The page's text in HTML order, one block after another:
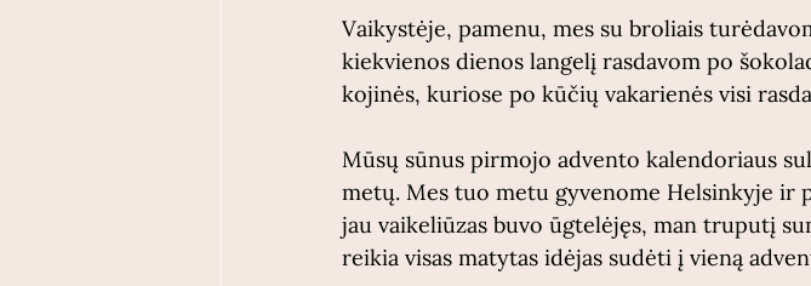
Vaikystėje, pamenu, mes su broliais
kiekvienos dienos langelį rasdavom po
kojinės, kuriose po kūčių vakarienės visi
Mūsų sūnus pirmojo advento kalendoriaus
metų. Mes tuo metu gyvenome Helsinkyje ir
jau vaikeliūzas buvo ūgtelėjęs, man truputį
reikia visas matytas idėjas sudėti į vieną